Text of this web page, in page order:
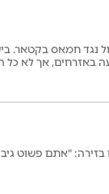
נגד חמאס בקטאר.
באזרחים, אך לא כל
"אתם פשוט